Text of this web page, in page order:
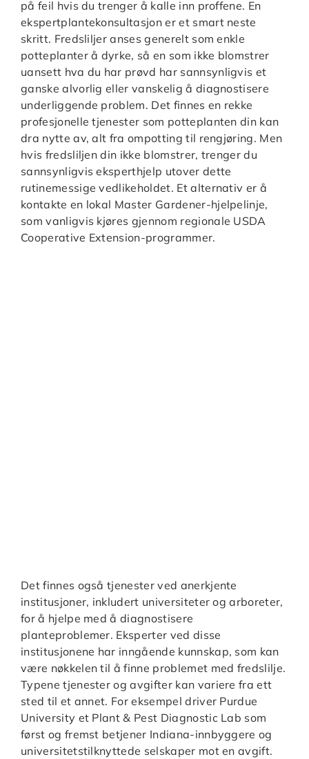
på feil hvis du trenger å kalle inn proffene. En
ekspertplantekonsultasjon er et smart neste
skritt. Fredsliljer anses generelt som enkle
potteplanter å dyrke, så en som ikke blomstrer
uansett hva du har prøvd har sannsynligvis et
ganske alvorlig eller vanskelig å diagnostisere
underliggende problem. Det finnes en rekke
profesjonelle tjenester som potteplanten din kan
dra nytte av, alt fra ompotting til rengjøring. Men
hvis fredsliljen din ikke blomstrer, trenger du
sannsynligvis eksperthjelp utover dette
rutinemessige vedlikeholdet. Et alternativ er å
kontakte en lokal Master Gardener-hjelpelinje,
som vanligvis kjøres gjennom regionale USDA
Cooperative Extension-programmer.
Det finnes også tjenester ved anerkjente
institusjoner, inkludert universiteter og arboreter,
for å hjelpe med å diagnostisere
planteproblemer. Eksperter ved disse
institusjonene har inngående kunnskap, som kan
være nøkkelen til å finne problemet med fredslilje.
Typene tjenester og avgifter kan variere fra ett
sted til et annet. For eksempel driver Purdue
University et Plant & Pest Diagnostic Lab som
først og fremst betjener Indiana-innbyggere og
universitetstilknyttede selskaper mot en avgift.